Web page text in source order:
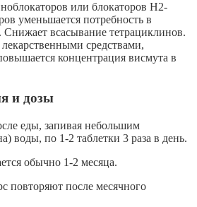
или блокаторов H2-
уменьшается потребность в
всасывание тетрациклинов.
средствами,
концентрация висмута в
и дозы
еды, запивая небольшим
воды, по 1-2 таблетки 3 раза в день.
обычно 1-2 месяца.
повторяют после месячного